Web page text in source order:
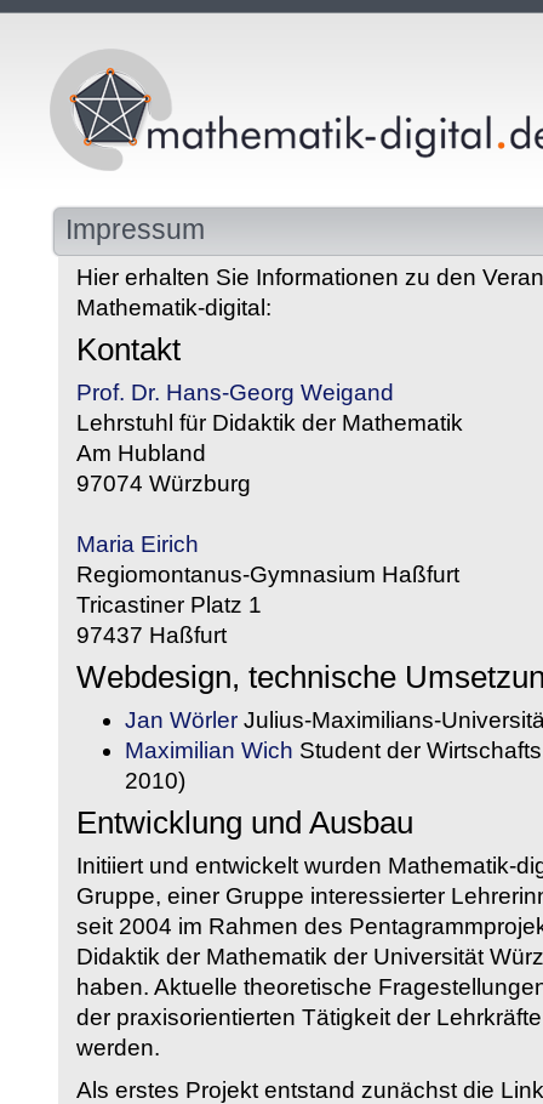
Impressum
Hier erhalten Sie Informationen zu den
Mathematik-digital:
Kontakt
Prof. Dr. Hans-Georg Weigand
Lehrstuhl für Didaktik der Mathematik
Am Hubland
97074 Würzburg
Maria Eirich
Regiomontanus-Gymnasium Haßfurt
Tricastiner Platz 1
97437 Haßfurt
Webdesign, technische
Jan Wörler Julius-Maximilians-
Maximilian Wich Student der
2010)
Entwicklung und Ausbau
Initiiert und entwickelt wurden Mathematik-
Gruppe, einer Gruppe interessierter
seit 2004 im Rahmen des
Didaktik der Mathematik der Universität
haben. Aktuelle theoretische
der praxisorientierten Tätigkeit der
werden.
Als erstes Projekt entstand zunächst die